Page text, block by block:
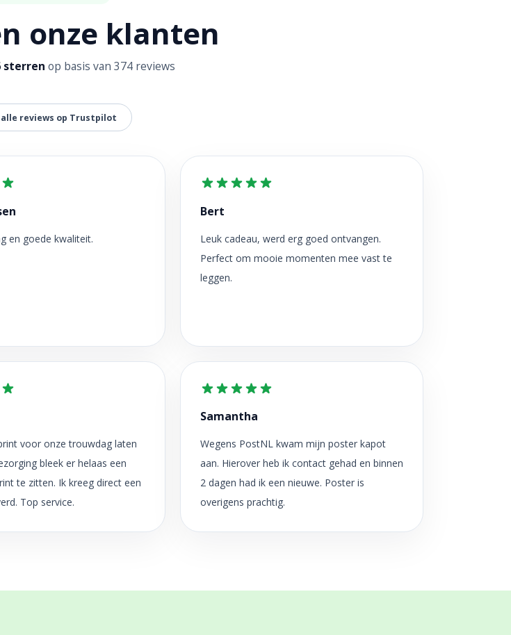
onze klanten
sterren op basis van 374 reviews
reviews op Trustpilot
en goede kwaliteit.
Bert
Leuk cadeau, werd erg goed ontvangen.
Perfect om mooie momenten mee vast te
leggen.
voor onze trouwdag laten
bleek er helaas een
te zitten. Ik kreeg direct een
Top service.
Samantha
Wegens PostNL kwam mijn poster kapot
aan. Hierover heb ik contact gehad en binnen
2 dagen had ik een nieuwe. Poster is
overigens prachtig.